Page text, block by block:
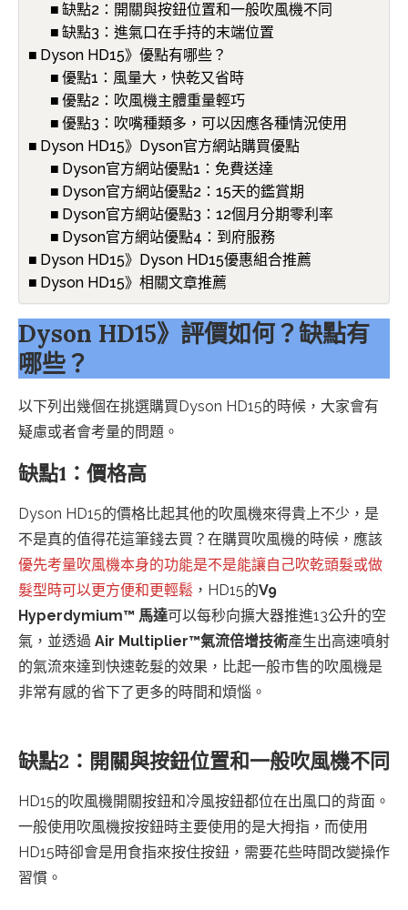
缺點2：開關與按鈕位置和一般吹風機不同
缺點3：進氣口在手持的末端位置
Dyson HD15》優點有哪些？
優點1：風量大，快乾又省時
優點2：吹風機主體重量輕巧
優點3：吹嘴種類多，可以因應各種情況使用
Dyson HD15》Dyson官方網站購買優點
Dyson官方網站優點1：免費送達
Dyson官方網站優點2：15天的鑑賞期
Dyson官方網站優點3：12個月分期零利率
Dyson官方網站優點4：到府服務
Dyson HD15》Dyson HD15優惠組合推薦
Dyson HD15》相關文章推薦
Dyson HD15》評價如何？缺點有
哪些？
以下列出幾個在挑選購買Dyson HD15的時候，大家會有
疑慮或者會考量的問題。
缺點1：價格高
Dyson HD15的價格比起其他的吹風機來得貴上不少，是
不是真的值得花這筆錢去買？在購買吹風機的時候，應該
優先考量吹風機本身的功能是不是能讓自己吹乾頭髮或做
髮型時可以更方便和更輕鬆 ，HD15的V9
Hyperdymium™ 馬達可以每秒向擴大器推進13公升的空
氣，並透過 Air Multiplier™氣流倍增技術產生出高速噴射
的氣流來達到快速乾髮的效果，比起一般市售的吹風機是
非常有感的省下了更多的時間和煩惱。
缺點2：開關與按鈕位置和一般吹風機不同
HD15的吹風機開關按鈕和冷風按鈕都位在出風口的背面。
一般使用吹風機按按鈕時主要使用的是大拇指，而使用
HD15時卻會是用食指來按住按鈕，需要花些時間改變操作
習慣。